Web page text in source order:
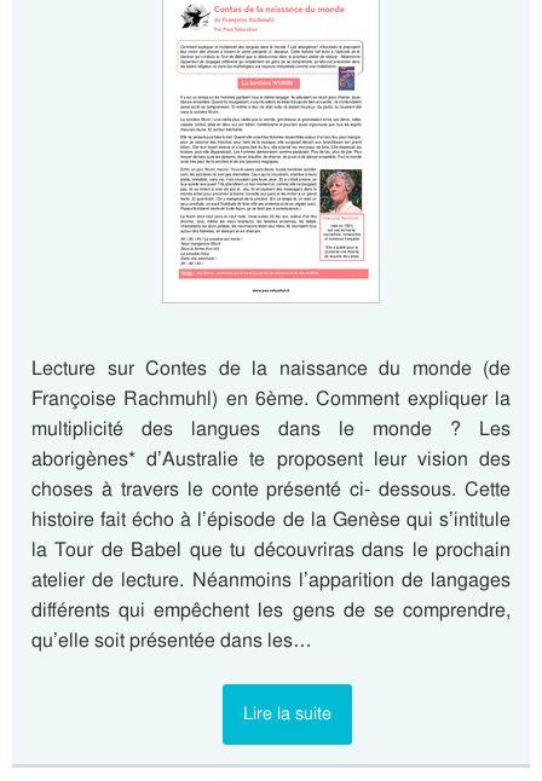
Lecture sur Contes de la naissance du monde (de
Françoise Rachmuhl) en 6ème. Comment expliquer la
multiplicité des langues dans le monde ? Les
aborigènes* d’Australie te proposent leur vision des
choses à travers le conte présenté ci- dessous. Cette
histoire fait écho à l’épisode de la Genèse qui s’intitule
la Tour de Babel que tu découvriras dans le prochain
atelier de lecture. Néanmoins l’apparition de langages
différents qui empêchent les gens de se comprendre,
qu’elle soit présentée dans les…
Lire la suite